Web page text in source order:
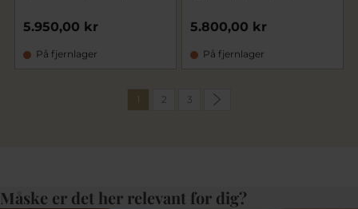
5.950,00 kr
På fjernlager
5.800,00 kr
På fjernlager
1 2 3
Måske er det her relevant for dig?